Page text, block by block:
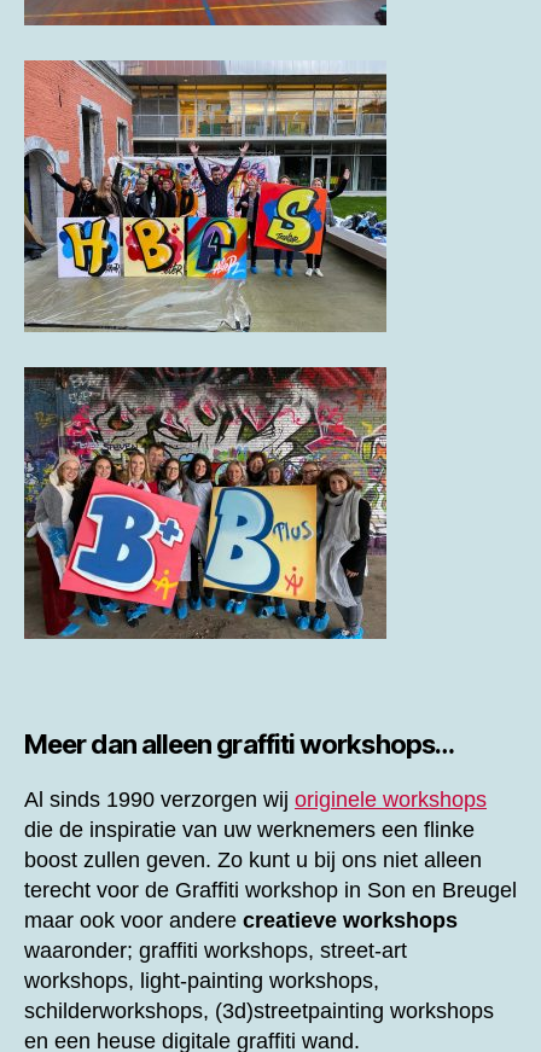
Meer dan alleen graffiti workshops…
Al sinds 1990 verzorgen wij originele workshops
die de inspiratie van uw werknemers een flinke
boost zullen geven. Zo kunt u bij ons niet alleen
terecht voor de Graffiti workshop in Son en Breugel
maar ook voor andere creatieve workshops
waaronder; graffiti workshops, street-art
workshops, light-painting workshops,
schilderworkshops, (3d)streetpainting workshops
en een heuse digitale graffiti wand.